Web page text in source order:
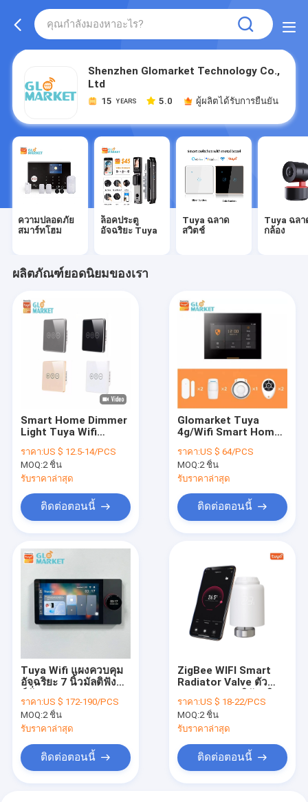
Shenzhen Glomarket Technology Co.,
Ltd
15 YEARS 5.0 ผู้ผลิตได้รับการยืนยัน
ความปลอดภัย
สมาร์ทโฮม
ล็อคประตู
อัจฉริยะ Tuya
Tuya ฉลาด
สวิตช์
Tuya ฉลา
กล้อง
ผลิตภัณฑ์ยอดนิยมของเรา
Smart Home Dimmer
Light Tuya Wifi
Wireless Glass
Crystal Panel Touch
Wall
ราคา:US $ 12.5-14/PCS
MOQ:2 ชิ้น
รับราคาล่าสุด
ติดต่อตอนนี้
Glomarket Tuya
4g/Wifi Smart Home
System Wireless App
Control Anti Theft
Security Alarm
ราคา:US $ 64/PCS
MOQ:2 ชิ้น
รับราคาล่าสุด
ติดต่อตอนนี้
Tuya Wifi แผงควบคุม
อัจฉริยะ 7 นิ้วมัลติฟัง
Smart Zigbee
Gateway
ราคา:US $ 172-190/PCS
MOQ:2 ชิ้น
รับราคาล่าสุด
ติดต่อตอนนี้
ZigBee WIFI Smart
Radiator Valve ตัว
ที่ตั้งโปรแกรมได้แบบ
ดิจิตอล
ราคา:US $ 18-22/PCS
MOQ:2 ชิ้น
รับราคาล่าสุด
ติดต่อตอนนี้